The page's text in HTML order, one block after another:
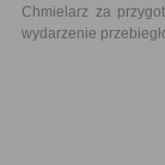
Chmielarz za
wydarzenie